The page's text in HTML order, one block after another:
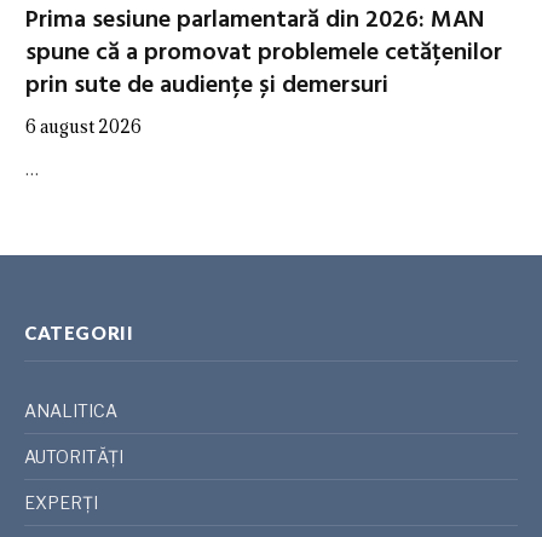
Prima sesiune parlamentară din 2026: MAN
spune că a promovat problemele cetățenilor
prin sute de audiențe și demersuri
6 august 2026
…
CATEGORII
ANALITICA
AUTORITĂȚI
EXPERȚI